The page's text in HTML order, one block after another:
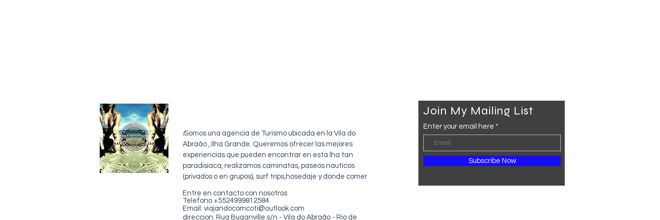
iSomos una agencia de Turismo ubicada en la Vila do
Abraão , Ilha Grande. Queremos ofrecer las mejores
experiencias que pueden encontrar en esta lha tan
paradisíaca, realizamos caminatas, paseos nauticos
(privados o en grupos), surf trips,hosedaje y donde comer
Entre en contacto con nosotros
Telefono +5524999812584
Email: viajandocomcoti@outlook.com
direccion: Rua Buganville s/n - Vila do Abraão - Rio de
Join My Mailing List
Enter your email here
Subscribe Now